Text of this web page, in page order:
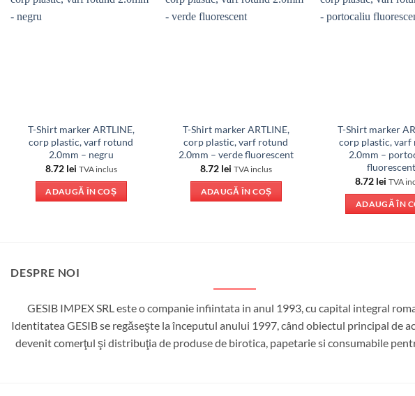
T-Shirt marker ARTLINE,
corp plastic, varf rotund
2.0mm – negru
8.72 lei TVA inclus
ADAUGĂ ÎN COȘ
T-Shirt marker ARTLINE,
corp plastic, varf rotund
2.0mm – verde fluorescent
8.72 lei TVA inclus
ADAUGĂ ÎN COȘ
T-Shirt marker
corp plastic, varf
2.0mm –
fluorescent
8.72 lei TVA
ADAUGĂ ÎN
DESPRE NOI
GESIB IMPEX SRL este o companie infiintata in anul 1993, cu capital integral
Identitatea GESIB se regăseşte la începutul anului 1997, când obiectul principal de
devenit comerţul şi distribuţia de produse de birotica, papetarie si consumabile